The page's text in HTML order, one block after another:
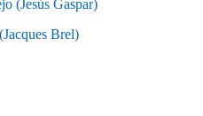
(Jesús Gaspar)
Brel)